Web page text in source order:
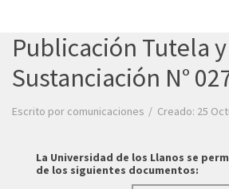
Publicación Tutela
Sustanciación N°
Escrito por comunicaciones Creado: 25
La Universidad de los Llanos se
de los siguientes documentos: